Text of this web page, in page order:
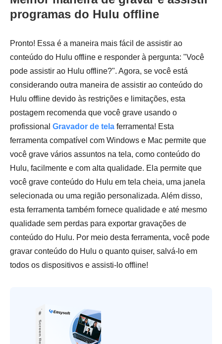
programas do Hulu offline
Pronto! Essa é a maneira mais fácil de assistir ao
conteúdo do Hulu offline e responder à pergunta: "Você
pode assistir ao Hulu offline?". Agora, se você está
considerando outra maneira de assistir ao conteúdo do
Hulu offline devido às restrições e limitações, esta
postagem recomenda que você grave usando o
profissional Gravador de tela ferramenta! Esta
ferramenta compatível com Windows e Mac permite que
você grave vários assuntos na tela, como conteúdo do
Hulu, facilmente e com alta qualidade. Ela permite que
você grave conteúdo do Hulu em tela cheia, uma janela
selecionada ou uma região personalizada. Além disso,
esta ferramenta também fornece qualidade e até mesmo
qualidade sem perdas para exportar gravações de
conteúdo do Hulu. Por meio desta ferramenta, você pode
gravar conteúdo do Hulu o quanto quiser, salvá-lo em
todos os dispositivos e assisti-lo offline!